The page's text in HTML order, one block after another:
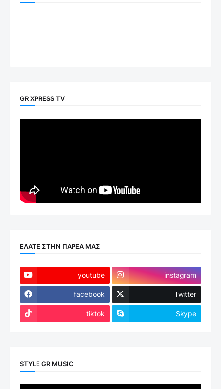
GR XPRESS TV
ΕΛΑΤΕ ΣΤΗΝ ΠΑΡΕΑ ΜΑΣ
youtube instagram
facebook Twitter
tiktok Skype
STYLE GR MUSIC